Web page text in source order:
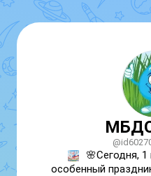
🌸Сегодня,
особенный